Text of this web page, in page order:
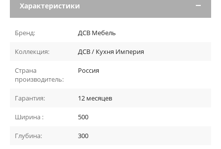
Характеристики
Бренд: ДСВ Мебель
Коллекция: ДСВ / Кухня Империя
Страна
производитель:
Россия
Гарантия: 12 месяцев
Ширина : 500
Глубина: 300